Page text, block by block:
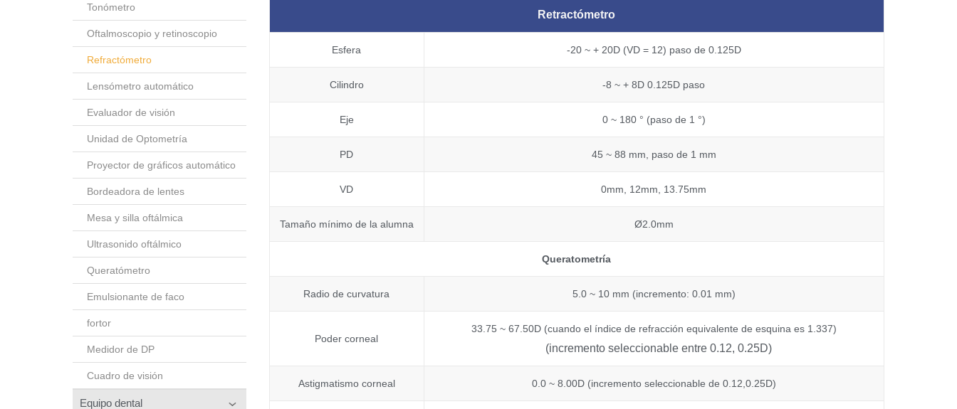
Tonómetro
Oftalmoscopio y retinoscopio
Refractómetro
Lensómetro automático
Evaluador de visión
Unidad de Optometría
Proyector de gráficos automático
Bordeadora de lentes
Mesa y silla oftálmica
Ultrasonido oftálmico
Queratómetro
Emulsionante de faco
fortor
Medidor de DP
Cuadro de visión
Equipo dental
Retractómetro
Esfera -20 ~ + 20D (VD = 12) paso de 0.125D
Cilindro -8 ~ + 8D 0.125D paso
Eje 0 ~ 180 ° (paso de 1 °)
PD 45 ~ 88 mm, paso de 1 mm
VD 0mm, 12mm, 13.75mm
Tamaño mínimo de la alumna Ø2.0mm
Queratometría
Radio de curvatura 5.0 ~ 10 mm (incremento: 0.01 mm)
Poder corneal
33.75 ~ 67.50D (cuando el índice de refracción equivalente de esquina es 1.337)
(incremento seleccionable entre 0.12, 0.25D)
Astigmatismo corneal 0.0 ~ 8.00D (incremento seleccionable de 0.12,0.25D)